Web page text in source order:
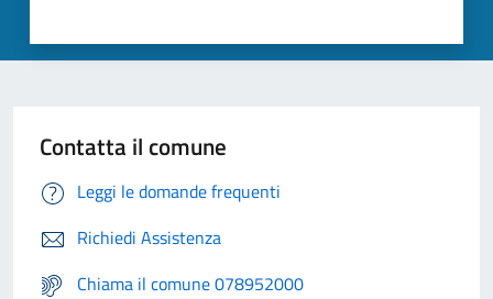
Contatta il comune
Leggi le domande frequenti
Richiedi Assistenza
Chiama il comune 078952000